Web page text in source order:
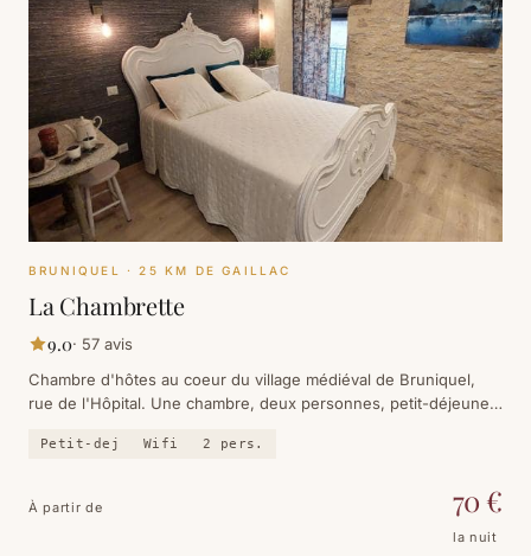
BRUNIQUEL · 25 KM DE GAILLAC
La Chambrette
9.0· 57 avis
Chambre d'hôtes au coeur du village médiéval de Bruniquel,
rue de l'Hôpital. Une chambre, deux personnes, petit-déjeuner
Petit-dej Wifi 2 pers.
À partir de 70 €
la nuit